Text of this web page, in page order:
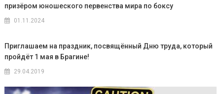
призёром юношеского первенства мира по боксу
01.11.2024
Приглашаем на праздник, посвящённый Дню труда, который
пройдёт 1 мая в Брагине!
29.04.2019